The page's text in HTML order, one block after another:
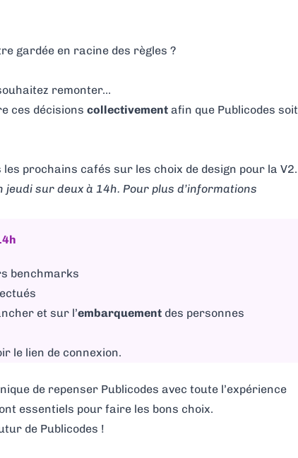
gardée en racine des règles ?
remonter…
ces décisions collectivement afin que Publicodes soit
prochains cafés sur les choix de design pour la V2.
sur deux à 14h. Pour plus d’informations
benchmarks
et sur l’embarquement des personnes
le lien de connexion.
de repenser Publicodes avec toute l’expérience
essentiels pour faire les bons choix.
de Publicodes !